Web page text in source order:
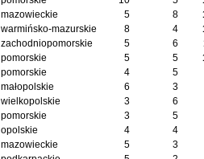
mazowieckie 5 8
warmińsko-mazurskie 8 4
zachodniopomorskie 5 6
pomorskie 5 5
pomorskie 4
5
małopolskie 6
3
wielkopolskie 3
6
pomorskie 3
5
opolskie 4
4
mazowieckie 5
3